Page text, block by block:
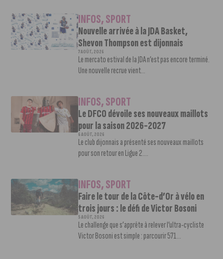
INFOS,SPORT
Nouvelle arrivée à la JDA Basket,
Shevon Thompson est dijonnais
7 AOÛT, 2026
Le mercato estival de la JDA n’est pas encore terminé.
Une nouvelle recrue vient...
INFOS,SPORT
Le DFCO dévoile ses nouveaux maillots
pour la saison 2026-2027
6 AOÛT, 2026
Le club dijonnais a présenté ses nouveaux maillots
pour son retour en Ligue 2....
INFOS,SPORT
Faire le tour de la Côte-d’Or à vélo en
trois jours : le défi de Victor Bosoni
5 AOÛT, 2026
Le challenge que s’apprête à relever l’ultra-cycliste
Victor Bosoni est simple : parcourir 571...